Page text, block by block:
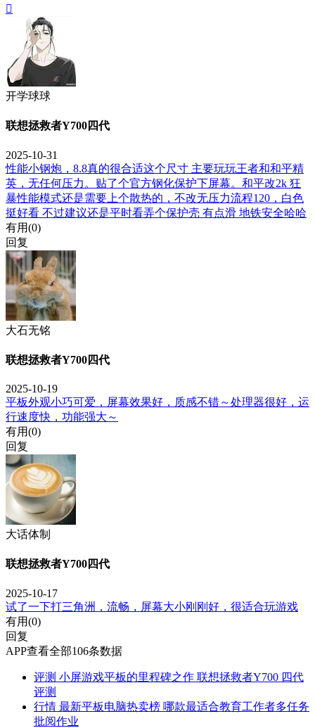

开学球球
联想拯救者Y700四代
2025-10-31
性能小钢炮，8.8真的很合适这个尺寸 主要玩玩王者和和平精
英，无任何压力。贴了个官方钢化保护下屏幕。和平改2k 狂
暴性能模式还是需要上个散热的，不改无压力流程120，白色
挺好看 不过建议还是平时看弄个保护壳 有点滑 地铁安全哈哈
有用(0)
回复
大石无铭
联想拯救者Y700四代
2025-10-19
平板外观小巧可爱，屏幕效果好，质感不错～处理器很好，运
行速度快，功能强大～
有用(0)
回复
大话体制
联想拯救者Y700四代
2025-10-17
试了一下打三角洲，流畅，屏幕大小刚刚好，很适合玩游戏
有用(0)
回复
APP查看全部106条数据
评测 小屏游戏平板的里程碑之作 联想拯救者Y700 四代
评测
行情 最新平板电脑热卖榜 哪款最适合教育工作者多任务
批阅作业